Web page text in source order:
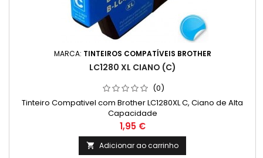
MARCA: TINTEIROS COMPATÍVEIS BROTHER
LC1280 XL CIANO (C)
(0)
Tinteiro Compativel com Brother LC1280XL C, Ciano de Alta
Capacidade
Preço
1,95 €
 Adicionar ao carrinho